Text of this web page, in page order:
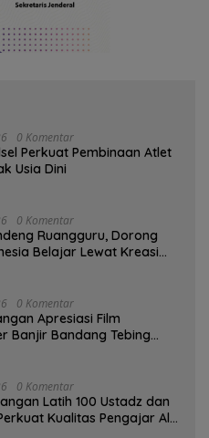
0 Komentar
Perkuat Pembinaan Atlet
Usia Dini
0 Komentar
Ruangguru, Dorong
Belajar Lewat Kreasi
0 Komentar
Apresiasi Film
Banjir Bandang Tebing
0 Komentar
Latih 100 Ustadz dan
Kualitas Pengajar Al-